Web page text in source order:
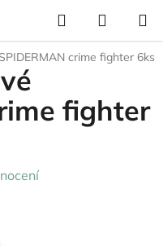
Hledat
KOŠÍK
crime fighter 6ks
fighter